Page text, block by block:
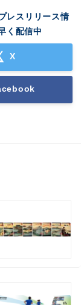
レスリリース情
く配信中
X